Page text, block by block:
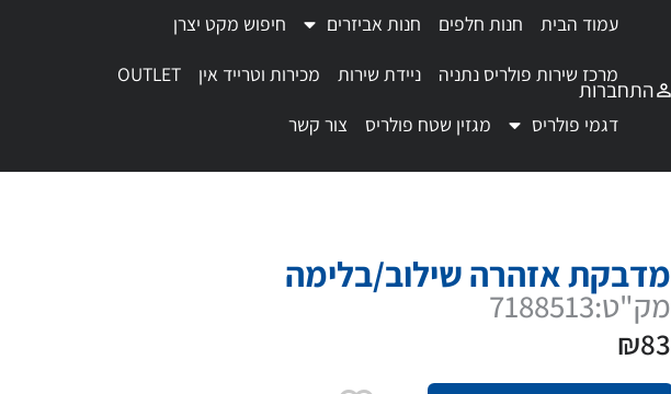
התחברות
עמוד הבית חנות חלפים חנות אביזרים
חיפוש מקט יצרן
מרכז שירות פולריס נתניה
ניידת שירות מכירות וטרייד אין
OUTLET
דגמי פולריס
מגזין שטח פולריס צור קשר
מדבקת אזהרה שילוב/בלימה
מק"ט:7188513
₪83